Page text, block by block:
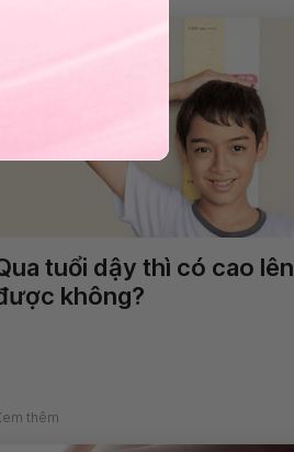
tuổi dậy thì có cao lên
không?
thêm